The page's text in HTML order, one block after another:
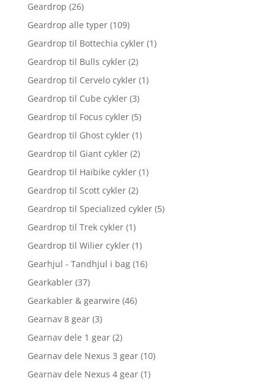
Geardrop (26)
Geardrop alle typer (109)
Geardrop til Bottechia cykler (1)
Geardrop til Bulls cykler (2)
Geardrop til Cervelo cykler (1)
Geardrop til Cube cykler (3)
Geardrop til Focus cykler (5)
Geardrop til Ghost cykler (1)
Geardrop til Giant cykler (2)
Geardrop til Haibike cykler (1)
Geardrop til Scott cykler (2)
Geardrop til Specialized cykler (5)
Geardrop til Trek cykler (1)
Geardrop til Wilier cykler (1)
Gearhjul - Tandhjul i bag (16)
Gearkabler (37)
Gearkabler & gearwire (46)
Gearnav 8 gear (3)
Gearnav dele 1 gear (2)
Gearnav dele Nexus 3 gear (10)
Gearnav dele Nexus 4 gear (1)